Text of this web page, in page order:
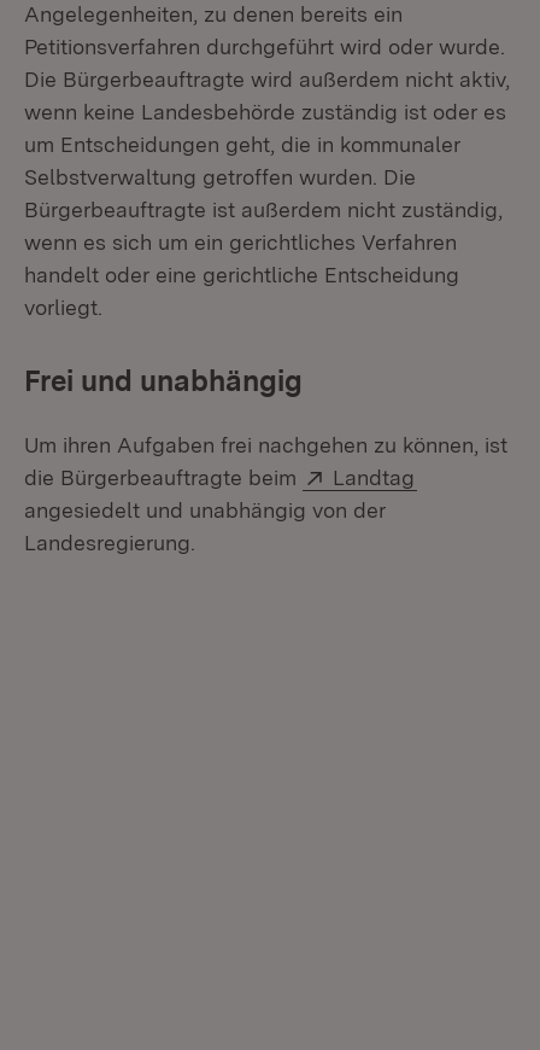
Angelegenheiten, zu denen bereits ein
Petitionsverfahren durchgeführt wird oder wurde.
Die Bürgerbeauftragte wird außerdem nicht aktiv,
wenn keine Landesbehörde zuständig ist oder es
um Entscheidungen geht, die in kommunaler
Selbstverwaltung getroffen wurden. Die
Bürgerbeauftragte ist außerdem nicht zuständig,
wenn es sich um ein gerichtliches Verfahren
handelt oder eine gerichtliche Entscheidung
vorliegt.
Frei und unabhängig
Um ihren Aufgaben frei nachgehen zu können, ist
die Bürgerbeauftragte beim
Extern:
Landtag
angesiedelt und unabhängig von der
Landesregierung.